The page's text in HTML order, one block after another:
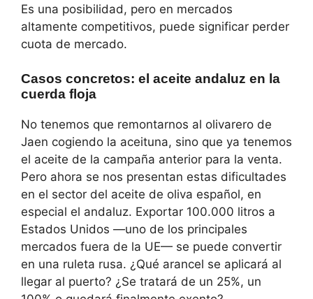
Es una posibilidad, pero en mercados
altamente competitivos, puede significar perder
cuota de mercado.
Casos concretos: el aceite andaluz en la
cuerda floja
No tenemos que remontarnos al olivarero de
Jaen cogiendo la aceituna, sino que ya tenemos
el aceite de la campaña anterior para la venta.
Pero ahora se nos presentan estas dificultades
en el sector del aceite de oliva español, en
especial el andaluz. Exportar 100.000 litros a
Estados Unidos —uno de los principales
mercados fuera de la UE— se puede convertir
en una ruleta rusa. ¿Qué arancel se aplicará al
llegar al puerto? ¿Se tratará de un 25%, un